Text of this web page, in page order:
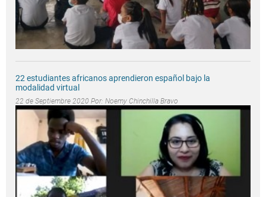
22 estudiantes africanos aprendieron español bajo la
modalidad virtual
22 de Septiembre 2020 Por: Noemy Chinchilla Bravo